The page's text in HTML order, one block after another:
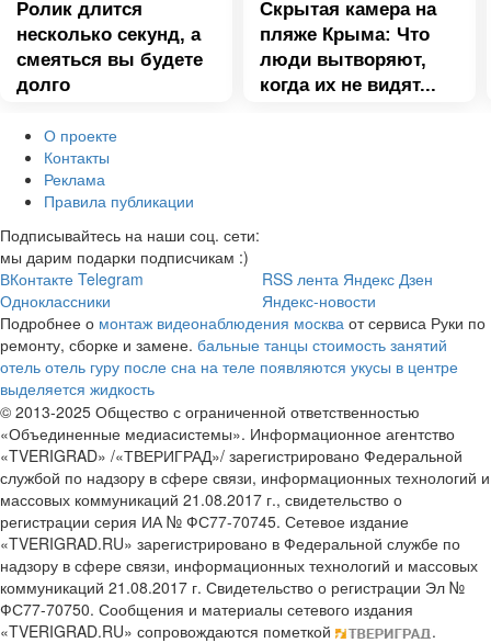
Ролик длится
несколько секунд, а
смеяться вы будете
долго
Скрытая камера на
пляже Крыма: Что
люди вытворяют,
когда их не видят...
О проекте
Контакты
Реклама
Правила публикации
Подписывайтесь на наши соц. сети:
мы дарим подарки подписчикам :)
ВКонтакте Telegram
Одноклассники
RSS лента Яндекс Дзен
Яндекс-новости
Подробнее о монтаж видеонаблюдения москва от сервиса Руки по
ремонту, сборке и замене. бальные танцы стоимость занятий
отель отель гуру после сна на теле появляются укусы в центре
выделяется жидкость
© 2013-2025 Общество с ограниченной ответственностью
«Объединенные медиасистемы». Информационное агентство
«TVERIGRAD» /«ТВЕРИГРАД»/ зарегистрировано Федеральной
службой по надзору в сфере связи, информационных технологий и
массовых коммуникаций 21.08.2017 г., свидетельство о
регистрации серия ИА № ФС77-70745. Сетевое издание
«TVERIGRAD.RU» зарегистрировано в Федеральной службе по
надзору в сфере связи, информационных технологий и массовых
коммуникаций 21.08.2017 г. Свидетельство о регистрации Эл №
ФС77-70750. Сообщения и материалы сетевого издания
«TVERIGRAD.RU» сопровождаются пометкой
.